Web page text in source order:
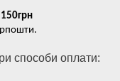
способи оплати: